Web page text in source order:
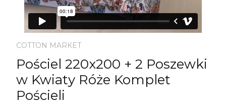
COTTON MARKET
Pościel 220x200 + 2 Poszewki
w Kwiaty Róże Komplet
Pościeli